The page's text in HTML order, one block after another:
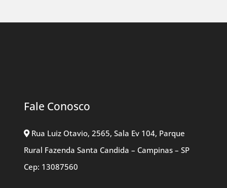
Fale Conosco
Rua Luiz Otavio, 2565, Sala Ev 104, Parque
Rural Fazenda Santa Candida – Campinas – SP
Cep: 13087560